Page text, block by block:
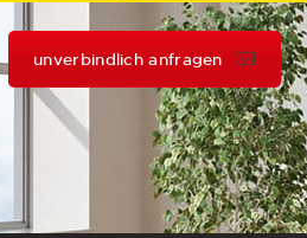
unverbindlich anfragen